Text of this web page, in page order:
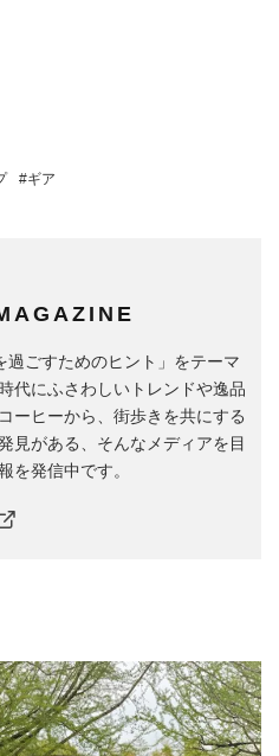
ギア
ごすためのヒント」をテーマ
代にふさわしいトレンドや逸品
ーヒーから、街歩きを共にする
見がある、そんなメディアを目
を発信中です。